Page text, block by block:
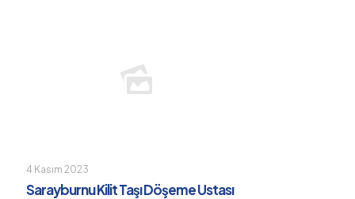
4 Kasım 2023
Sarayburnu Kilit Taşı Döşeme Ustası